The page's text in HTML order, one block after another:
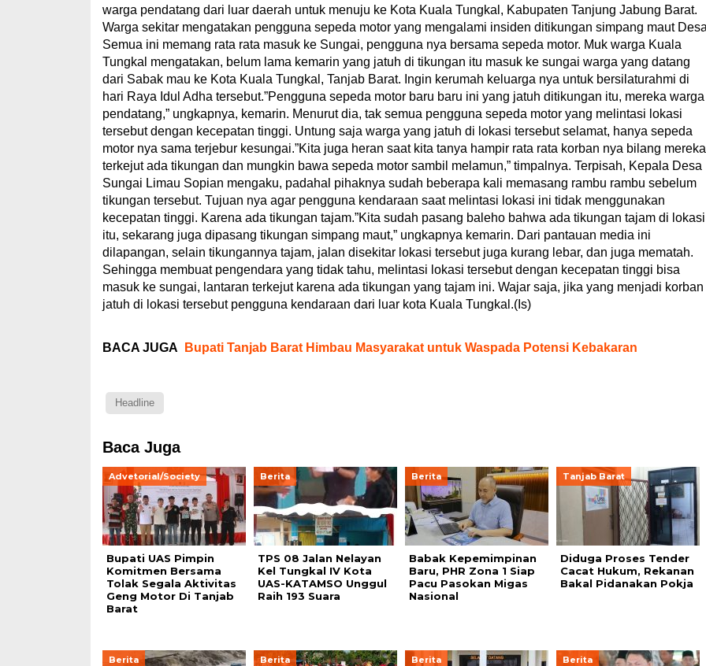
warga pendatang dari luar daerah untuk menuju ke Kota Kuala Tungkal, Kabupaten Tanjung Jabung Barat.
Warga sekitar mengatakan pengguna sepeda motor yang mengalami insiden ditikungan simpang maut
Semua ini memang rata rata masuk ke Sungai, pengguna nya bersama sepeda motor. Muk warga Kuala
Tungkal mengatakan, belum lama kemarin yang jatuh di tikungan itu masuk ke sungai warga yang datang
dari Sabak mau ke Kota Kuala Tungkal, Tanjab Barat. Ingin kerumah keluarga nya untuk bersilaturahmi di
hari Raya Idul Adha tersebut.”Pengguna sepeda motor baru baru ini yang jatuh ditikungan itu, mereka warga
pendatang,” ungkapnya, kemarin. Menurut dia, tak semua pengguna sepeda motor yang melintasi lokasi
tersebut dengan kecepatan tinggi. Untung saja warga yang jatuh di lokasi tersebut selamat, hanya sepeda
motor nya sama terjebur kesungai.”Kita juga heran saat kita tanya hampir rata rata korban nya bilang mereka
terkejut ada tikungan dan mungkin bawa sepeda motor sambil melamun,” timpalnya. Terpisah, Kepala Desa
Sungai Limau Sopian mengaku, padahal pihaknya sudah beberapa kali memasang rambu rambu sebelum
tikungan tersebut. Tujuan nya agar pengguna kendaraan saat melintasi lokasi ini tidak menggunakan
kecepatan tinggi. Karena ada tikungan tajam.”Kita sudah pasang baleho bahwa ada tikungan tajam di lokasi
itu, sekarang juga dipasang tikungan simpang maut,” ungkapnya kemarin. Dari pantauan media ini
dilapangan, selain tikungannya tajam, jalan disekitar lokasi tersebut juga kurang lebar, dan juga mematah.
Sehingga membuat pengendara yang tidak tahu, melintasi lokasi tersebut dengan kecepatan tinggi bisa
masuk ke sungai, lantaran terkejut karena ada tikungan yang tajam ini. Wajar saja, jika yang menjadi korban
jatuh di lokasi tersebut pengguna kendaraan dari luar kota Kuala Tungkal.(Is)
BACA JUGA Bupati Tanjab Barat Himbau Masyarakat untuk Waspada Potensi Kebakaran
Headline
Baca Juga
Advetorial/Society
Bupati UAS Pimpin
Komitmen Bersama
Tolak Segala Aktivitas
Geng Motor Di Tanjab
Barat
Berita
TPS 08 Jalan Nelayan
Kel Tungkal IV Kota
UAS-KATAMSO Unggul
Raih 193 Suara
Berita
Babak Kepemimpinan
Baru, PHR Zona 1 Siap
Pacu Pasokan Migas
Nasional
Tanjab Barat
Diduga Proses Tender
Cacat Hukum, Rekanan
Bakal Pidanakan Pokja
Berita Berita Berita Berita